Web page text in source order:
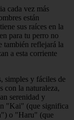
cada vez más
están
sus raíces en la
para tu perro no
también reflejará la
a esta corriente
simples y fáciles de
con la naturaleza,
serenidad y
"Kai" (que significa
o "Haru" (que